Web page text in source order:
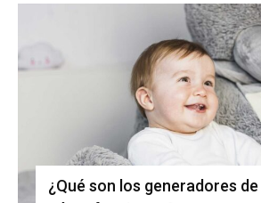
¿Qué son los generadores